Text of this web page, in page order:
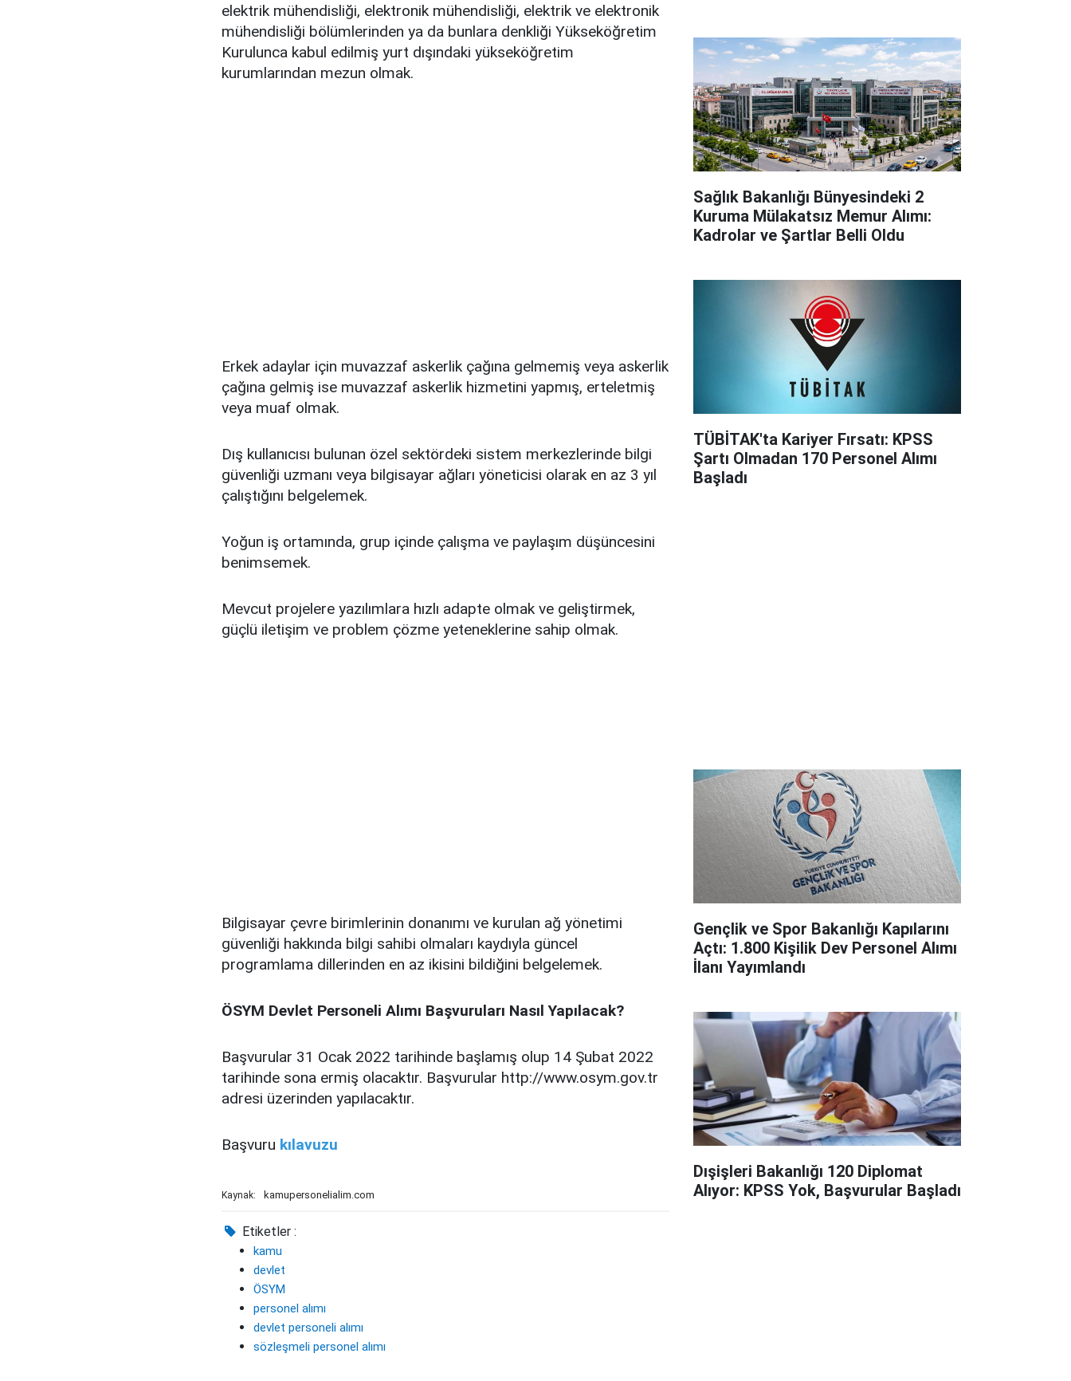
elektrik mühendisliği, elektronik mühendisliği, elektrik ve elektronik
mühendisliği bölümlerinden ya da bunlara denkliği Yükseköğretim
Kurulunca kabul edilmiş yurt dışındaki yükseköğretim
kurumlarından mezun olmak.
Erkek adaylar için muvazzaf askerlik çağına gelmemiş veya askerlik
çağına gelmiş ise muvazzaf askerlik hizmetini yapmış, erteletmiş
veya muaf olmak.
Dış kullanıcısı bulunan özel sektördeki sistem merkezlerinde bilgi
güvenliği uzmanı veya bilgisayar ağları yöneticisi olarak en az 3 yıl
çalıştığını belgelemek.
Yoğun iş ortamında, grup içinde çalışma ve paylaşım düşüncesini
benimsemek.
Mevcut projelere yazılımlara hızlı adapte olmak ve geliştirmek,
güçlü iletişim ve problem çözme yeteneklerine sahip olmak.
Bilgisayar çevre birimlerinin donanımı ve kurulan ağ yönetimi
güvenliği hakkında bilgi sahibi olmaları kaydıyla güncel
programlama dillerinden en az ikisini bildiğini belgelemek.
ÖSYM Devlet Personeli Alımı Başvuruları Nasıl Yapılacak?
Başvurular 31 Ocak 2022 tarihinde başlamış olup 14 Şubat 2022
tarihinde sona ermiş olacaktır. Başvurular http://www.osym.gov.tr
adresi üzerinden yapılacaktır.
Başvuru kılavuzu
Kaynak: kamupersonelialim.com
Etiketler :
kamu
devlet
ÖSYM
personel alımı
devlet personeli alımı
sözleşmeli personel alımı
Sağlık Bakanlığı Bünyesindeki 2
Kuruma Mülakatsız Memur Alımı:
Kadrolar ve Şartlar Belli Oldu
TÜBİTAK'ta Kariyer Fırsatı: KPSS
Şartı Olmadan 170 Personel Alımı
Başladı
Gençlik ve Spor Bakanlığı Kapılarını
Açtı: 1.800 Kişilik Dev Personel Alımı
İlanı Yayımlandı
Dışişleri Bakanlığı 120 Diplomat
Alıyor: KPSS Yok, Başvurular Başladı